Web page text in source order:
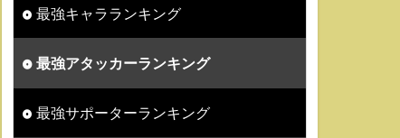
最強キャラランキング
最強アタッカーランキング
最強サポーターランキング